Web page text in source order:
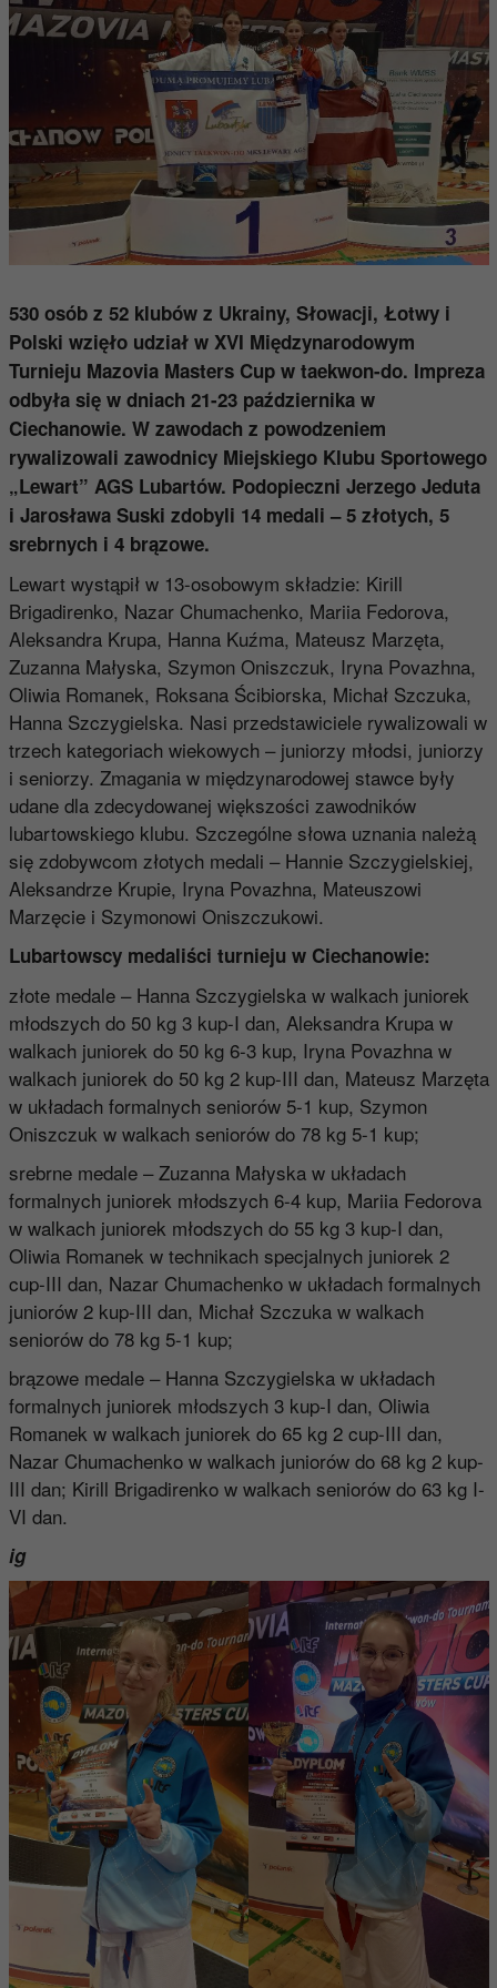
530 osób z 52 klubów z Ukrainy, Słowacji, Łotwy i
Polski wzięło udział w XVI Międzynarodowym
Turnieju Mazovia Masters Cup w taekwon-do. Impreza
odbyła się w dniach 21-23 października w
Ciechanowie. W zawodach z powodzeniem
rywalizowali zawodnicy Miejskiego Klubu Sportowego
„Lewart” AGS Lubartów. Podopieczni Jerzego Jeduta
i Jarosława Suski zdobyli 14 medali – 5 złotych, 5
srebrnych i 4 brązowe.
Lewart wystąpił w 13-osobowym składzie: Kirill
Brigadirenko, Nazar Chumachenko, Mariia Fedorova,
Aleksandra Krupa, Hanna Kuźma, Mateusz Marzęta,
Zuzanna Małyska, Szymon Oniszczuk, Iryna Povazhna,
Oliwia Romanek, Roksana Ścibiorska, Michał Szczuka,
Hanna Szczygielska. Nasi przedstawiciele rywalizowali w
trzech kategoriach wiekowych – juniorzy młodsi, juniorzy
i seniorzy. Zmagania w międzynarodowej stawce były
udane dla zdecydowanej większości zawodników
lubartowskiego klubu. Szczególne słowa uznania należą
się zdobywcom złotych medali – Hannie Szczygielskiej,
Aleksandrze Krupie, Iryna Povazhna, Mateuszowi
Marzęcie i Szymonowi Oniszczukowi.
Lubartowscy medaliści turnieju w Ciechanowie:
złote medale – Hanna Szczygielska w walkach juniorek
młodszych do 50 kg 3 kup-I dan, Aleksandra Krupa w
walkach juniorek do 50 kg 6-3 kup, Iryna Povazhna w
walkach juniorek do 50 kg 2 kup-III dan, Mateusz Marzęta
w układach formalnych seniorów 5-1 kup, Szymon
Oniszczuk w walkach seniorów do 78 kg 5-1 kup;
srebrne medale – Zuzanna Małyska w układach
formalnych juniorek młodszych 6-4 kup, Mariia Fedorova
w walkach juniorek młodszych do 55 kg 3 kup-I dan,
Oliwia Romanek w technikach specjalnych juniorek 2
cup-III dan, Nazar Chumachenko w układach formalnych
juniorów 2 kup-III dan, Michał Szczuka w walkach
seniorów do 78 kg 5-1 kup;
brązowe medale – Hanna Szczygielska w układach
formalnych juniorek młodszych 3 kup-I dan, Oliwia
Romanek w walkach juniorek do 65 kg 2 cup-III dan,
Nazar Chumachenko w walkach juniorów do 68 kg 2 kup-
III dan; Kirill Brigadirenko w walkach seniorów do 63 kg I-
VI dan.
ig